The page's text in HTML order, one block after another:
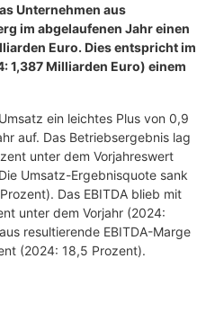
Unternehmen aus
im abgelaufenen Jahr einen
Euro. Dies entspricht im
1,387 Milliarden Euro) einem
ein leichtes Plus von 0,9
auf. Das Betriebsergebnis lag
unter dem Vorjahreswert
Umsatz-Ergebnisquote sank
Das EBITDA blieb mit
unter dem Vorjahr (2024:
resultierende EBITDA-Marge
(2024: 18,5 Prozent).